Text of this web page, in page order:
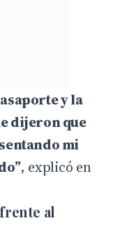
y la
dijeron que
mi
, explicó en
al